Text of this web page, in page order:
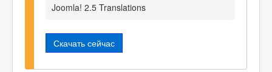
Joomla! 2.5 Translations
Скачать сейчас